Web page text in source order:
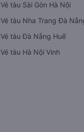
Vé tàu Sài Gòn Hà Nội
Vé tàu Nha Trang Đà
Vé tàu Đà Nẵng Huế
Vé tàu Hà Nội Vinh